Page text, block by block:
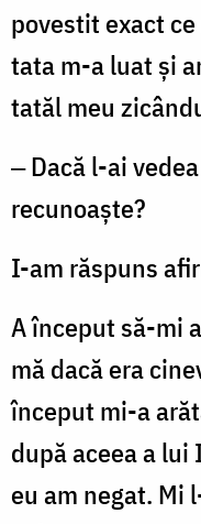
povestit exact
tata m-a luat și
tatăl meu
‒ Dacă l-ai
recunoaște?
I-am răspuns
A început să-mi
mă dacă era
început mi-a
după aceea a
eu am negat. Mi